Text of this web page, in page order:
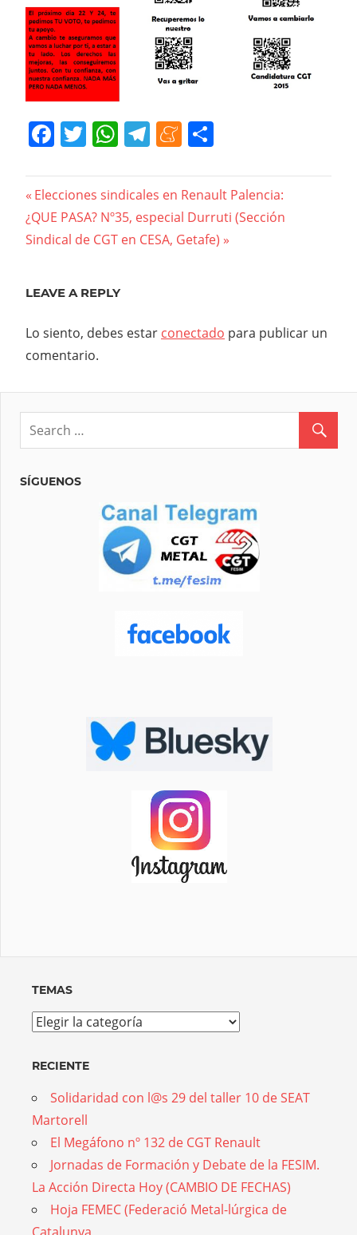
Facebook
Twitter
WhatsApp
Telegram
Meneame
Navegación
de
Previous
Post:
Elecciones sindicales en Renault Palencia:
Next
Post:
¿QUE PASA? Nº35, especial Durruti (Sección
Sindical de CGT en CESA, Getafe)
LEAVE A REPLY
Lo siento, debes estar conectado para publicar un
comentario.
SÍGUENOS
TEMAS
Temas
RECIENTE
Solidaridad con l@s 29 del taller 10 de SEAT
Martorell
El Megáfono nº 132 de CGT Renault
Jornadas de Formación y Debate de la FESIM.
La Acción Directa Hoy (CAMBIO DE FECHAS)
Hoja FEMEC (Federació Metal-lúrgica de